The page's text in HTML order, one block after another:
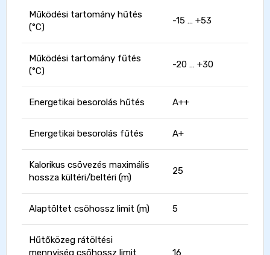
Működési tartomány hűtés
(°C)
-15 … +53
Működési tartomány fűtés
(°C)
-20 … +30
Energetikai besorolás hűtés A++
Energetikai besorolás fűtés A+
Kalorikus csövezés maximális
hossza kültéri/beltéri (m)
25
Alaptöltet csöhossz limit (m) 5
Hűtőközeg rátöltési
mennyiség csőhossz limit
16